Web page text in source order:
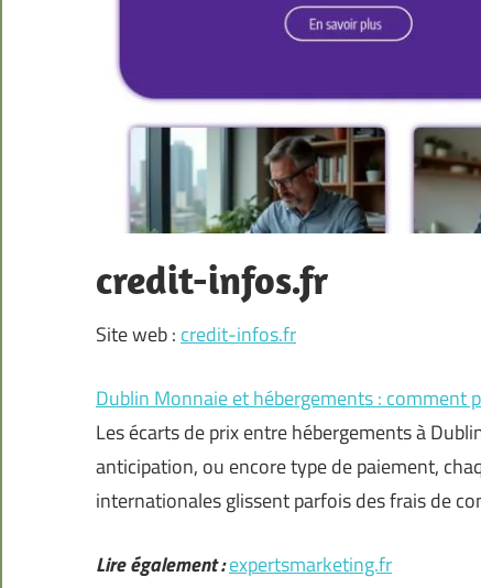
credit-infos.fr
Site web : credit-infos.fr
Dublin Monnaie et hébergements : comment
Les écarts de prix entre hébergements à
anticipation, ou encore type de paiement,
internationales glissent parfois des frais de
Lire également :expertsmarketing.fr